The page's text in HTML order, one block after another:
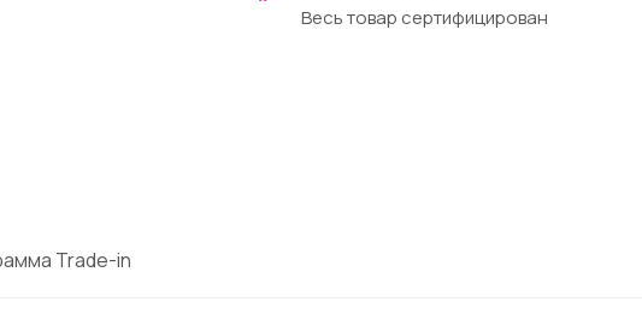
Весь товар сертифицирован
Trade-in